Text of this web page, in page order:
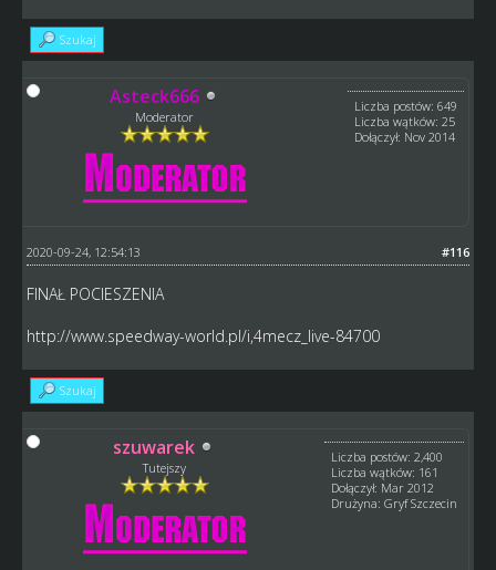
Szukaj
Asteck666
Moderator
Liczba postów: 649
Liczba wątków: 25
Dołączył: Nov 2014
#116
2020-09-24, 12:54:13
FINAŁ POCIESZENIA
http://www.speedway-world.pl/i,4mecz_live-84700
Szukaj
szuwarek
Tutejszy
Liczba postów: 2,400
Liczba wątków: 161
Dołączył: Mar 2012
Drużyna: Gryf Szczecin